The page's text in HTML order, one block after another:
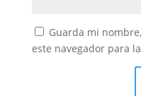
Guarda mi
este navegador para